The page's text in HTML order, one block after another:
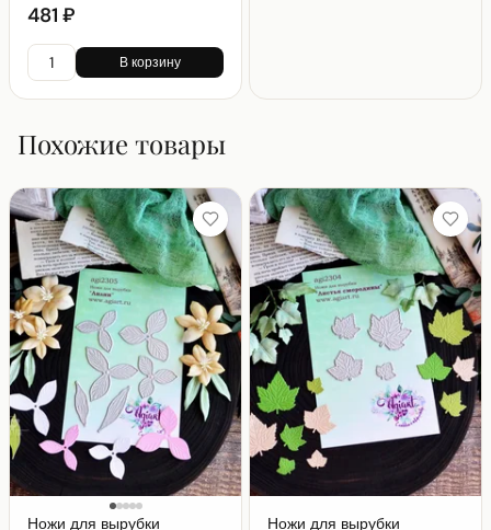
481 ₽
В корзину
Похожие товары
Ножи для вырубки Ножи для вырубки